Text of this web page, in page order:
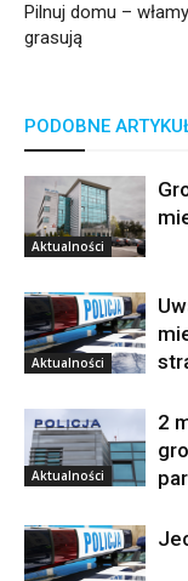
Pilnuj domu –
grasują
PODOBNE
Aktualności
Aktualności
Aktualności
2